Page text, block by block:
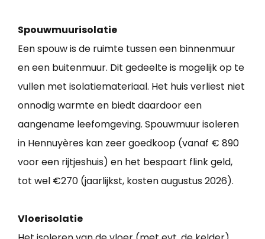
Spouwmuurisolatie
Een spouw is de ruimte tussen een binnenmuur
en een buitenmuur. Dit gedeelte is mogelijk op te
vullen met isolatiemateriaal. Het huis verliest niet
onnodig warmte en biedt daardoor een
aangename leefomgeving. Spouwmuur isoleren
in Hennuyères kan zeer goedkoop (vanaf € 890
voor een rijtjeshuis) en het bespaart flink geld,
tot wel €270 (jaarlijkst, kosten augustus 2026).
Vloerisolatie